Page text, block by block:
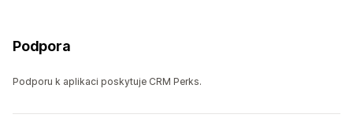
Podpora
Podporu k aplikaci poskytuje CRM Perks.